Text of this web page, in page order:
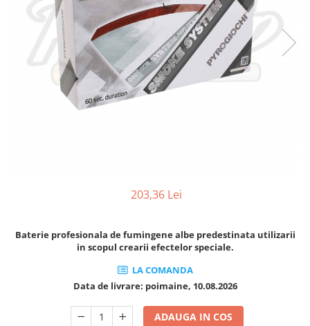
203,36 Lei
Baterie profesionala de fumingene albe predestinata utilizarii
in scopul crearii efectelor speciale.
LA COMANDA
Data de livrare: poimaine, 10.08.2026
ADAUGA IN COS